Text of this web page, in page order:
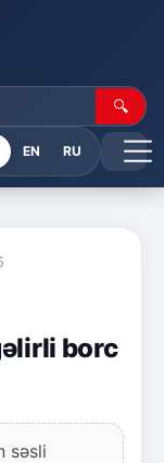
🔍
EN RU
borc
səsli